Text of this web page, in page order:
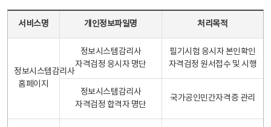
서비스명 개인정보파일명 처리목적
정보시스템감리사
홈페이지
정보시스템감리사
자격검정 응시자 명단
필기시험 응시자 본인확인
자격검정 원서접수 및 시행
정보시스템감리사
자격검정 합격자 명단
국가공인민간자격증 관리